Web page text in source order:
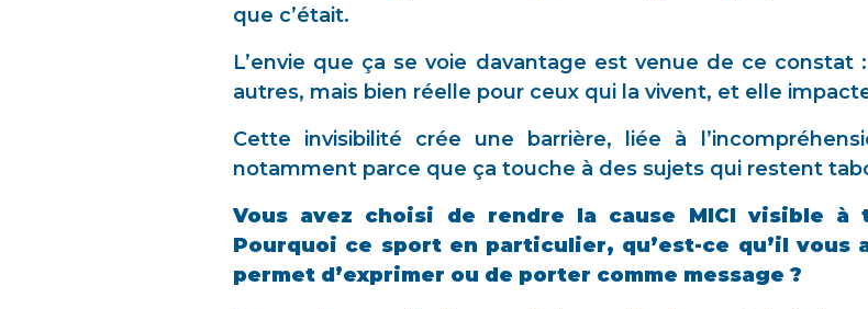
que c’était.
L’envie que ça se voie davantage est venue de ce constat
autres, mais bien réelle pour ceux qui la vivent, et elle
Cette invisibilité crée une barrière, liée à
notamment parce que ça touche à des sujets qui restent
Vous avez choisi de rendre la cause MICI visible à
Pourquoi ce sport en particulier, qu’est-ce qu’il vous
permet d’exprimer ou de porter comme message ?